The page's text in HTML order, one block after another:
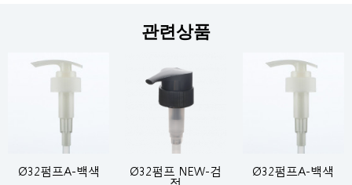
관련상품
Ø32펌프A-백색 Ø32펌프 NEW-검 Ø32펌프A-백색